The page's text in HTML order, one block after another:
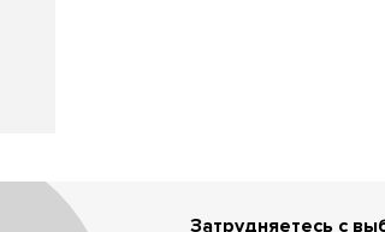
Затрудняетесь с